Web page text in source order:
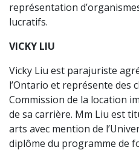
représentation
lucratifs.
VICKY LIU
Vicky Liu est parajuriste
l’Ontario et représente des
Commission de la location
de sa carrière. Mm Liu est
arts avec mention de
diplôme du programme de